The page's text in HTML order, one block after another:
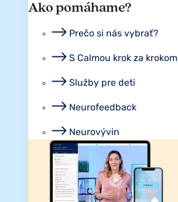
Ako pomáhame?
Prečo si nás vybrať?
S Calmou krok za krokom
Služby pre deti
Neurofeedback
Neurovývin